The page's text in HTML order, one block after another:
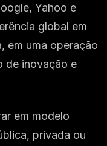
Yahoo e
global em
em uma operação
de inovação e
em modelo
privada ou